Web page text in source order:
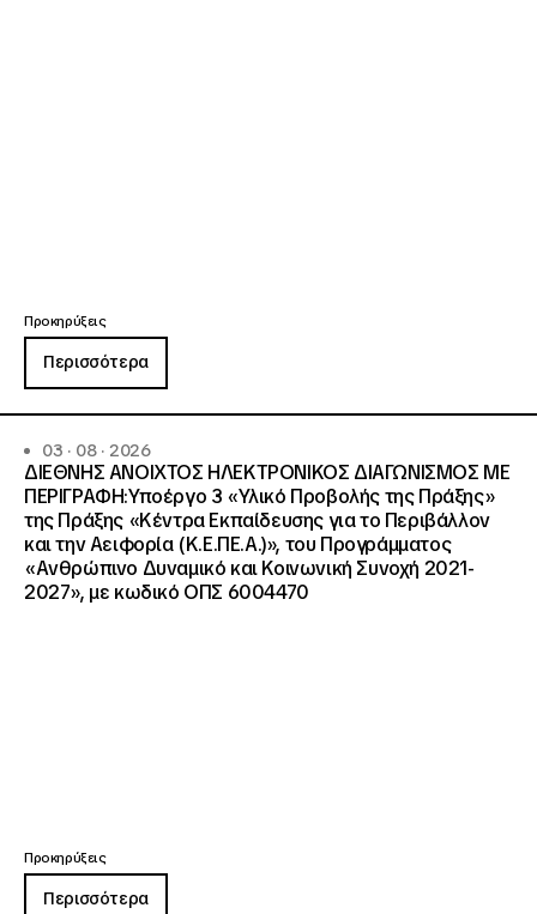
Προκηρύξεις
Περισσότερα
03 · 08 · 2026
ΔΙΕΘΝΗΣ ΑΝΟΙΧΤΟΣ ΗΛΕΚΤΡΟΝΙΚΟΣ ΔΙΑΓΩΝΙΣΜΟΣ ΜΕ
ΠΕΡΙΓΡΑΦΗ:Υποέργο 3 «Υλικό Προβολής της Πράξης»
της Πράξης «Κέντρα Εκπαίδευσης για το Περιβάλλον
και την Αειφορία (Κ.Ε.ΠΕ.Α.)», του Προγράμματος
«Ανθρώπινο Δυναμικό και Κοινωνική Συνοχή 2021-
2027», με κωδικό ΟΠΣ 6004470
Προκηρύξεις
Περισσότερα